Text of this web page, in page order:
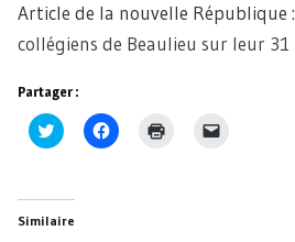
Article de la nouvelle République :
collégiens de Beaulieu sur leur 31
Partager :
Cliquez
pour
dans
une
nouvelle
Cliquez
pour
Cliquer
Similaire